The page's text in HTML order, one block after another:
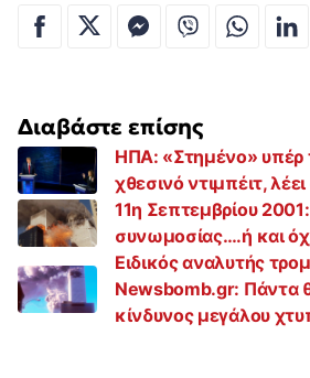
Διαβάστε επίσης
ΗΠΑ: «Στημένο» υπέρ
χθεσινό ντιμπέιτ,
11η Σεπτεμβρίου
συνωμοσίας….ή και
Ειδικός αναλυτής
Newsbomb.gr: Πάντα
κίνδυνος μεγάλου